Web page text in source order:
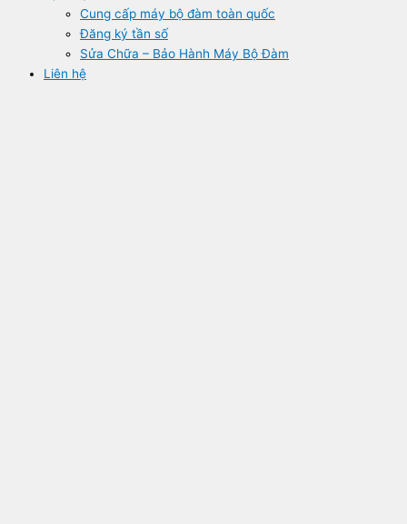
Cung cấp máy bộ đàm toàn quốc
Đăng ký tần số
Sửa Chữa – Bảo Hành Máy Bộ Đàm
Liên hệ